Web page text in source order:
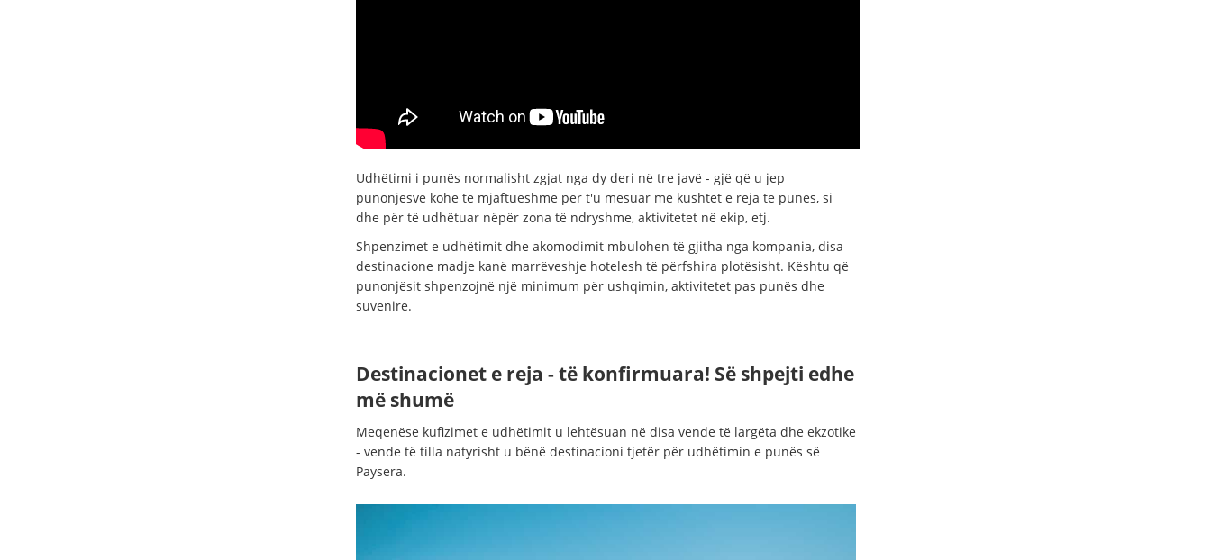
Udhëtimi i punës normalisht zgjat nga dy deri në tre javë - gjë që u jep
punonjësve kohë të mjaftueshme për t'u mësuar me kushtet e reja të punës, si
dhe për të udhëtuar nëpër zona të ndryshme, aktivitetet në ekip, etj.
Shpenzimet e udhëtimit dhe akomodimit mbulohen të gjitha nga kompania, disa
destinacione madje kanë marrëveshje hotelesh të përfshira plotësisht. Kështu që
punonjësit shpenzojnë një minimum për ushqimin, aktivitetet pas punës dhe
suvenire.
Destinacionet e reja - të konfirmuara! Së shpejti edhe
më shumë
Meqenëse kufizimet e udhëtimit u lehtësuan në disa vende të largëta dhe ekzotike
- vende të tilla natyrisht u bënë destinacioni tjetër për udhëtimin e punës së
Paysera.